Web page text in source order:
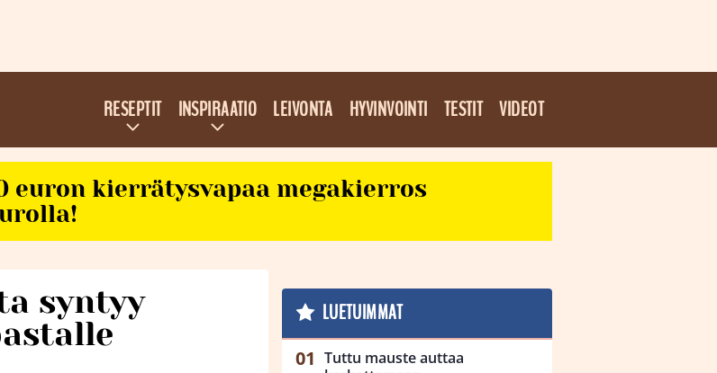
RESEPTIT INSPIRAATIO LEIVONTA HYVINVOINTI TESTIT VIDEOT
euron kierrätysvapaa megakierros
syntyy
LUETUIMMAT
Tuttu mauste auttaa